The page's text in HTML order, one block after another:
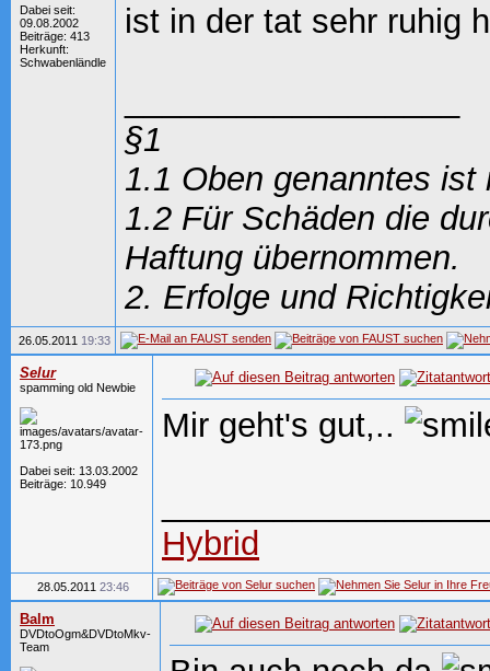
Dabei seit:
09.08.2002
Beiträge: 413
Herkunft:
Schwabenländle
ist in der tat sehr ruhig
§1
1.1 Oben genanntes
1.2 Für Schäden die
Haftung übernommen.
2. Erfolge und
26.05.2011 19:33
Selur
spamming old Newbie
Dabei seit: 13.03.2002
Beiträge: 10.949
Mir geht's gut,..
Hybrid
28.05.2011 23:46
Balm
DVDtoOgm&DVDtoMkv-
Team